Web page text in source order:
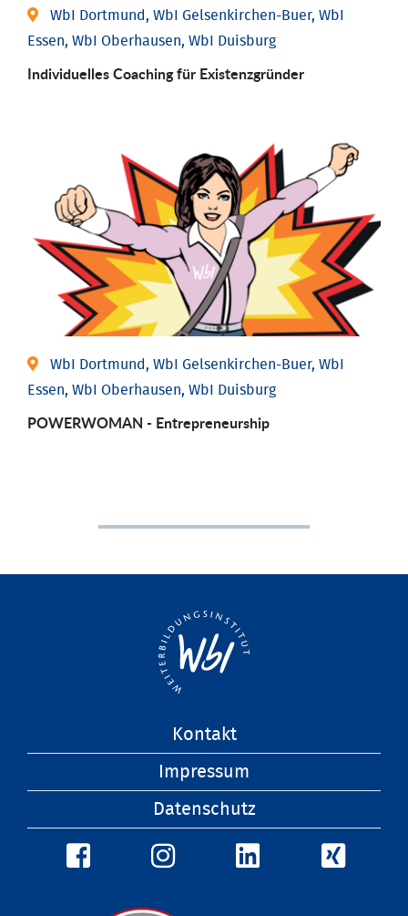
WbI Dortmund, WbI Gelsenkirchen-Buer, WbI
Essen, WbI Oberhausen, WbI Duisburg
Individu­elles Coaching für Existenz­gründer
WbI Dortmund, WbI Gelsenkirchen-Buer, WbI
Essen, WbI Oberhausen, WbI Duisburg
POWERWOMAN - Entrepreneurship
Kontakt
Impressum
Datenschutz